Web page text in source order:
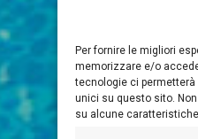
Per fornire le migliori
memorizzare e/o
tecnologie ci permetterà
unici su questo sito.
su alcune